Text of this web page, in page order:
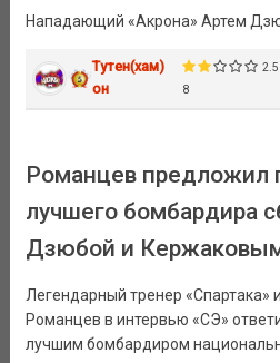
Нападающий «Акрона» Артем
Тутен(хам)
он
8
Романцев предложил
лучшего бомбардира
Дзюбой и
Легендарный тренер «Спартака»
Романцев в интервью «СЭ»
лучшим бомбардиром